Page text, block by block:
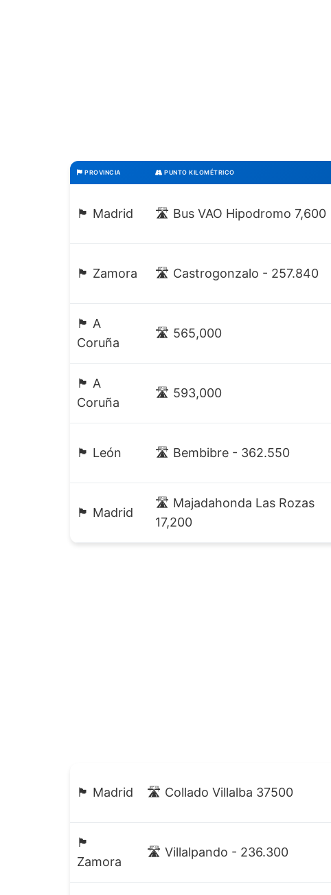
PROVINCIA PUNTO KILOMÉTRICO
🏴 Madrid 🛣️ Bus VAO Hipodromo 7,600
🏴 Zamora 🛣️ Castrogonzalo - 257.840
🏴 A
Coruña
🛣️ 565,000
🏴 A
Coruña
🛣️ 593,000
🏴 León 🛣️ Bembibre - 362.550
🏴 Madrid
🛣️ Majadahonda Las Rozas
17,200
🏴 Madrid 🛣️ Collado Villalba 37500
🏴
Zamora
🛣️ Villalpando - 236.300